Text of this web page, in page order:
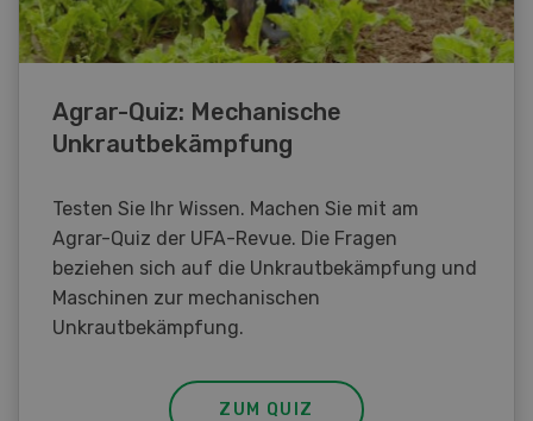
Agrar-Quiz: Mechanische
Unkrautbekämpfung
Testen Sie Ihr Wissen. Machen Sie mit am
Agrar-Quiz der UFA-Revue. Die Fragen
beziehen sich auf die Unkrautbekämpfung und
Maschinen zur mechanischen
Unkrautbekämpfung.
ZUM QUIZ